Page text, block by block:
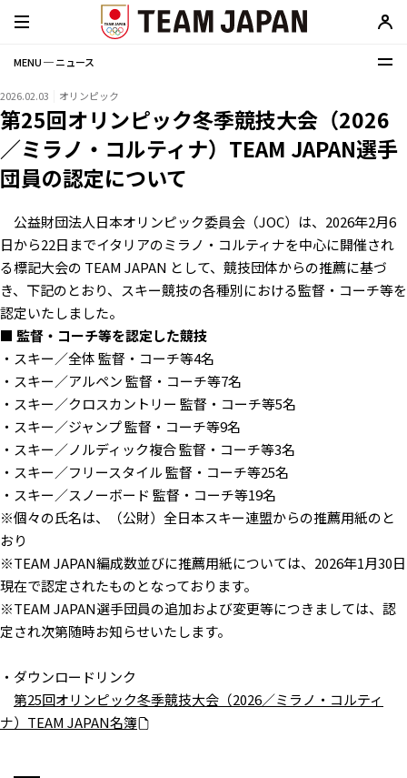
MENU ─ ニュース
2026.02.03 オリンピック
第25回オリンピック冬季競技大会（2026
／ミラノ・コルティナ）TEAM JAPAN選手
団員の認定について
公益財団法⼈日本オリンピック委員会（JOC）は、2026年2月6
日から22日までイタリアのミラノ・コルティナを中⼼に開催され
る標記大会の TEAM JAPAN として、競技団体からの推薦に基づ
き、下記のとおり、スキー競技の各種別における監督・コーチ等を
認定いたしました。
■ 監督・コーチ等を認定した競技
・スキー／全体 監督・コーチ等4名
・スキー／アルペン 監督・コーチ等7名
・スキー／クロスカントリー 監督・コーチ等5名
・スキー／ジャンプ 監督・コーチ等9名
・スキー／ノルディック複合 監督・コーチ等3名
・スキー／フリースタイル 監督・コーチ等25名
・スキー／スノーボード 監督・コーチ等19名
※個々の氏名は、（公財）全日本スキー連盟からの推薦用紙のと
おり
※TEAM JAPAN編成数並びに推薦用紙については、2026年1月30日
現在で認定されたものとなっております。
※TEAM JAPAN選手団員の追加および変更等につきましては、認
定され次第随時お知らせいたします。
・ダウンロードリンク
第25回オリンピック冬季競技大会（2026／ミラノ・コルティ
ナ）TEAM JAPAN名簿